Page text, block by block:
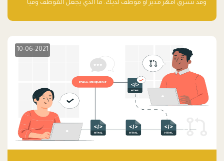
وقد تسرق أمهر مدير أو موظف لديك. ما الذي يجعل الموظف وفياً
10-06-2021